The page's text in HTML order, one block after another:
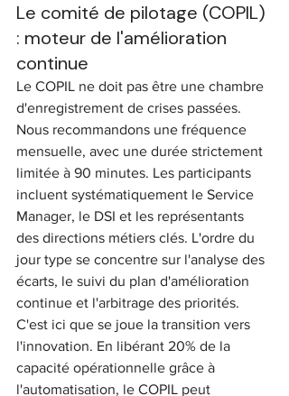
Le comité de pilotage (COPIL)
: moteur de l'amélioration
continue
Le COPIL ne doit pas être une chambre
d'enregistrement de crises passées.
Nous recommandons une fréquence
mensuelle, avec une durée strictement
limitée à 90 minutes. Les participants
incluent systématiquement le Service
Manager, le DSI et les représentants
des directions métiers clés. L'ordre du
jour type se concentre sur l'analyse des
écarts, le suivi du plan d'amélioration
continue et l'arbitrage des priorités.
C'est ici que se joue la transition vers
l'innovation. En libérant 20% de la
capacité opérationnelle grâce à
l'automatisation, le COPIL peut